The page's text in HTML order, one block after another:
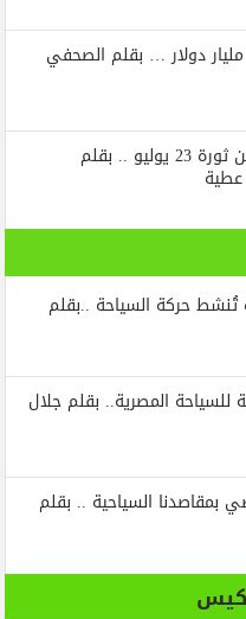
١٠٠ مليون سائح و ١٠٠ مليار دولار … بقلم الصحفي
الصفحات المجهولة من ثورة 23 يوليو .. بقلم
حركة السياحة ..بقلم
للسياحة المصرية.. بقلم جلال
بمقاصدنا السياحية .. بقلم